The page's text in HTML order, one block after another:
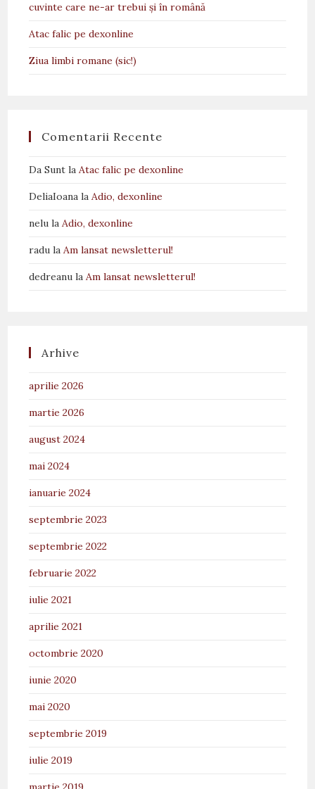
cuvinte care ne-ar trebui și în română
Atac falic pe dexonline
Ziua limbi romane (sic!)
Comentarii Recente
Da Sunt laAtac falic pe dexonline
DeliaIoana laAdio, dexonline
nelu laAdio, dexonline
radu laAm lansat newsletterul!
dedreanu laAm lansat newsletterul!
Arhive
aprilie 2026
martie 2026
august 2024
mai 2024
ianuarie 2024
septembrie 2023
septembrie 2022
februarie 2022
iulie 2021
aprilie 2021
octombrie 2020
iunie 2020
mai 2020
septembrie 2019
iulie 2019